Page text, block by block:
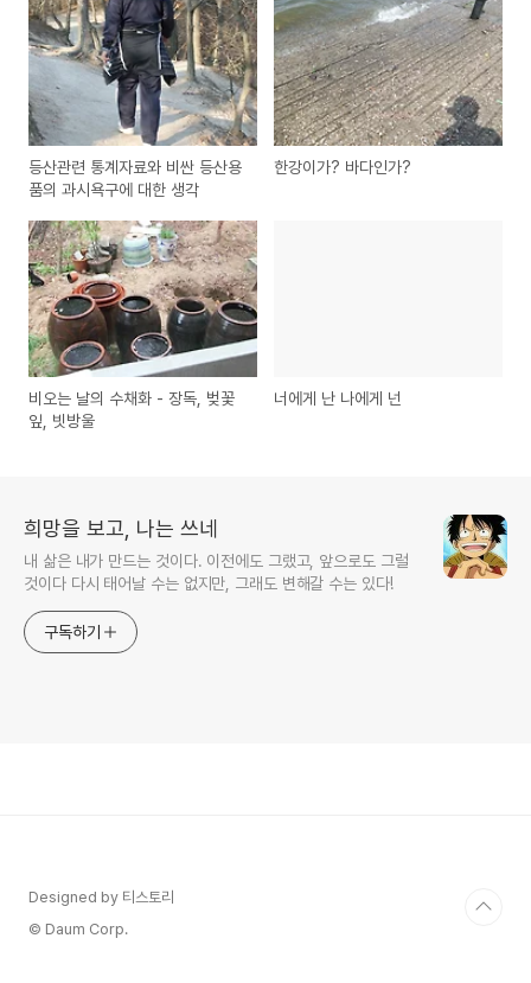
등산관련 통계자료와 비싼 등산용
품의 과시욕구에 대한 생각
한강이가? 바다인가?
비오는 날의 수채화 - 장독, 벚꽃
잎, 빗방울
너에게 난 나에게 넌
희망을 보고, 나는 쓰네
내 삶은 내가 만드는 것이다. 이전에도 그랬고, 앞으로도 그럴
것이다 다시 태어날 수는 없지만, 그래도 변해갈 수는 있다!
구독하기
Designed by 티스토리
© Daum Corp.